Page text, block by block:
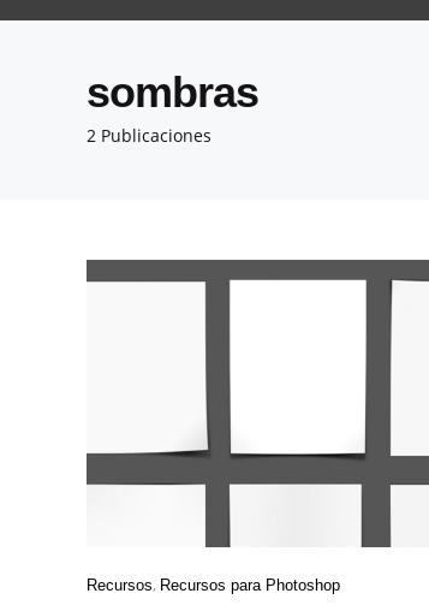
2 Publicaciones
sombras
Recursos Recursos para Photoshop